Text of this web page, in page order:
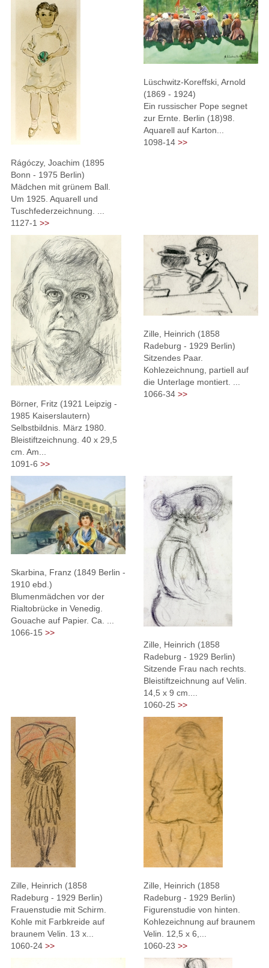
Rágóczy, Joachim (1895
Bonn - 1975 Berlin)
Mädchen mit grünem Ball.
Um 1925. Aquarell und
Tuschfederzeichnung. ...
1127-1 >>
Lüschwitz-Koreffski, Arnold
(1869 - 1924)
Ein russischer Pope segnet
zur Ernte. Berlin (18)98.
Aquarell auf Karton...
1098-14 >>
Börner, Fritz (1921 Leipzig -
1985 Kaiserslautern)
Selbstbildnis. März 1980.
Bleistiftzeichnung. 40 x 29,5
cm. Am...
1091-6 >>
Zille, Heinrich (1858
Radeburg - 1929 Berlin)
Sitzendes Paar.
Kohlezeichnung, partiell auf
die Unterlage montiert. ...
1066-34 >>
Skarbina, Franz (1849 Berlin -
1910 ebd.)
Blumenmädchen vor der
Rialtobrücke in Venedig.
Gouache auf Papier. Ca. ...
1066-15 >>
Zille, Heinrich (1858
Radeburg - 1929 Berlin)
Sitzende Frau nach rechts.
Bleistiftzeichnung auf Velin.
14,5 x 9 cm....
1060-25 >>
Zille, Heinrich (1858
Radeburg - 1929 Berlin)
Frauenstudie mit Schirm.
Kohle mit Farbkreide auf
braunem Velin. 13 x...
1060-24 >>
Zille, Heinrich (1858
Radeburg - 1929 Berlin)
Figurenstudie von hinten.
Kohlezeichnung auf braunem
Velin. 12,5 x 6,...
1060-23 >>